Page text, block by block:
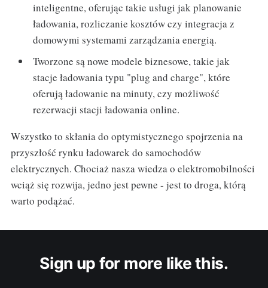
inteligentne, oferując takie usługi jak planowanie
ładowania, rozliczanie kosztów czy integracja z
domowymi systemami zarządzania energią.
Tworzone są nowe modele biznesowe, takie jak
stacje ładowania typu "plug and charge", które
oferują ładowanie na minuty, czy możliwość
rezerwacji stacji ładowania online.
Wszystko to skłania do optymistycznego spojrzenia na
przyszłość rynku ładowarek do samochodów
elektrycznych. Chociaż nasza wiedza o elektromobilności
wciąż się rozwija, jedno jest pewne - jest to droga, którą
warto podążać.
Sign up for more like this.